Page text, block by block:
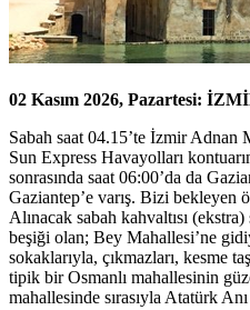
02 Kasım 2026, Pazartesi:
Sabah saat 04.15’te İzmir Adnan
Sun Express Havayolları
sonrasında saat 06:00’da da
Gaziantep’e varış. Bizi bekleyen
Alınacak sabah kahvaltısı
beşiği olan; Bey Mahallesi’ne
sokaklarıyla, çıkmazları, kesme
tipik bir Osmanlı mahallesinin
mahallesinde sırasıyla Atatürk